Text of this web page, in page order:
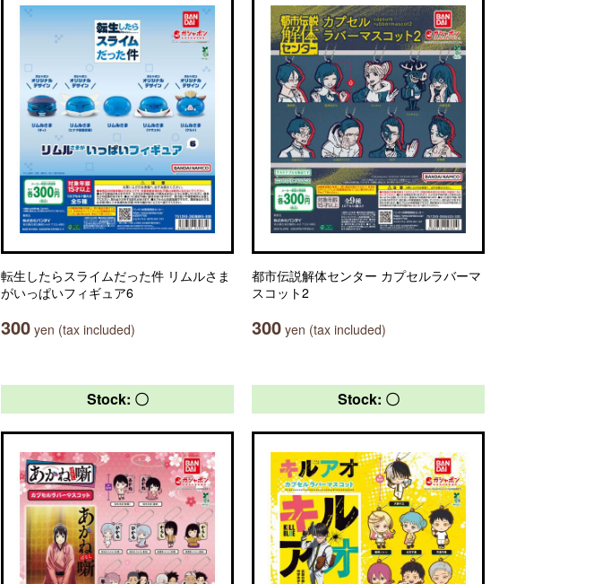
転生したらスライムだった件 リムルさま
がいっぱいフィギュア6
300 yen (tax included)
都市伝説解体センター カプセルラバーマ
スコット2
300 yen (tax included)
Stock: 〇 Stock: 〇